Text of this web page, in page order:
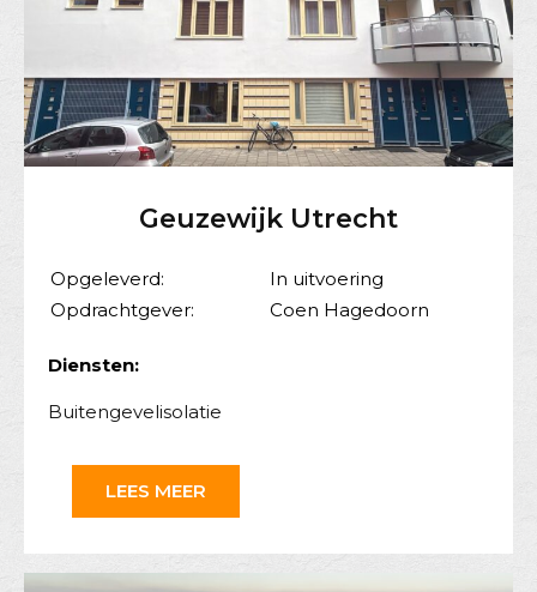
Geuzewijk Utrecht
Opgeleverd:
In uitvoering
Opdrachtgever:
Coen Hagedoorn
Diensten:
Buitengevelisolatie
LEES MEER